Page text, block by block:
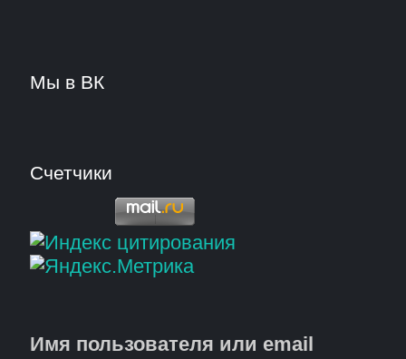
Мы в ВК
Счетчики
Имя пользователя или email